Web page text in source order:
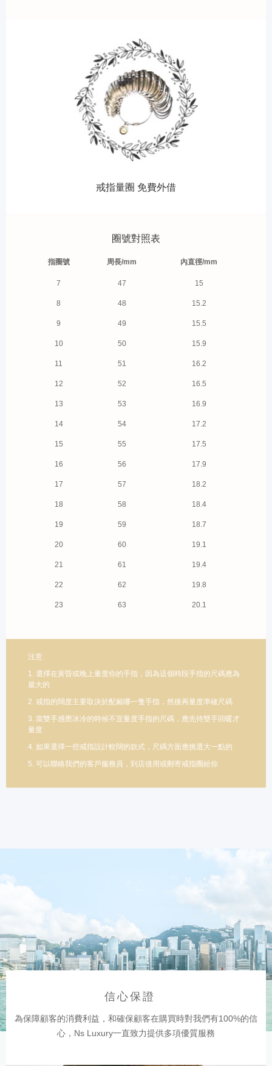
戒指量圈 免費外借
圈號對照表
指圈號 周長/mm 內直徑/mm
7 47 15
8 48 15.2
9 49 15.5
10 50 15.9
11 51 16.2
12 52 16.5
13 53 16.9
14 54 17.2
15 55 17.5
16 56 17.9
17 57 18.2
18 58 18.4
19 59 18.7
20 60 19.1
21 61 19.4
22 62 19.8
23 63 20.1
注意
1. 選擇在黃昏或晚上量度你的手指，因為這個時段手指的尺碼應為
最大的
2. 戒指的闊度主要取決於配戴哪一隻手指，然後再量度準確尺碼
3. 當雙手感覺冰冷的時候不宜量度手指的尺碼，應先待雙手回暖才
量度
4. 如果選擇一些戒指設計較闊的款式，尺碼方面應挑選大一點的
5. 可以聯絡我們的客戶服務員，到店借用或郵寄戒指圈給你
信心保證
為保障顧客的消費利益，和確保顧客在購買時對我們有100%的信
心，Ns Luxury一直致力提供多項優質服務